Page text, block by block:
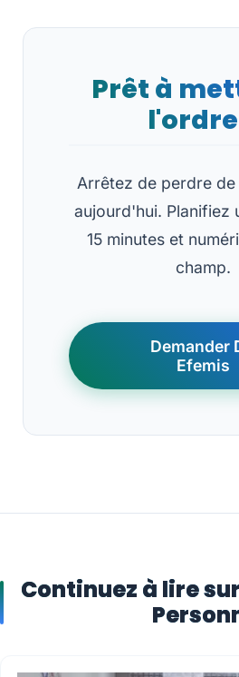
Prêt à
l'ordre
Arrêtez de perdre
aujourd'hui. Planifiez
15 minutes et
champ.
Demander
Efemis
Continuez à lire